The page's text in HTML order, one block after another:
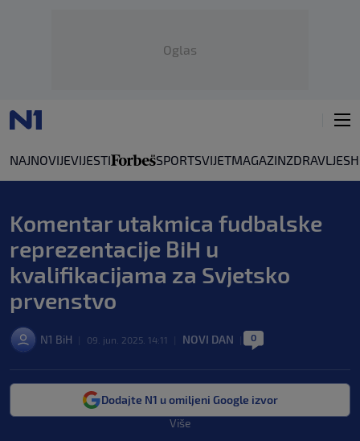
Oglas
NAJNOVIJEVIJESTI SPORTSVIJETMAGAZINZDRAVLJE
Komentar utakmica fudbalske
reprezentacije BiH u
kvalifikacijama za Svjetsko
prvenstvo
N1 BiH 09. jun. 2025. 14:11 NOVI DAN 0
Dodajte N1 u omiljeni Google izvor
Više